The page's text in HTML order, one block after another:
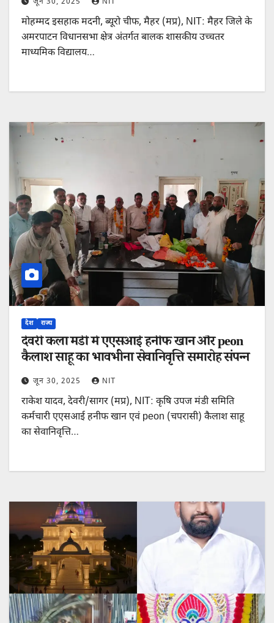
मोहम्मद इसहाक मदनी, ब्यूरो चीफ, मैहर (मप्र), NIT: मैहर जिले के
अमरपाटन विधानसभा क्षेत्र अंतर्गत बालक शासकीय उच्चतर
माध्यमिक विद्यालय…
देश राज्य
देवरी कला मंडी में एएसआई हनीफ खान और peon
कैलाश साहू का भावभीना सेवानिवृत्ति समारोह संपन्न
जून 30, 2025 NIT
राकेश यादव, देवरी/सागर (मप्र), NIT: कृषि उपज मंडी समिति
कर्मचारी एएसआई हनीफ खान एवं peon (चपरासी) कैलाश साहू
का सेवानिवृत्ति…